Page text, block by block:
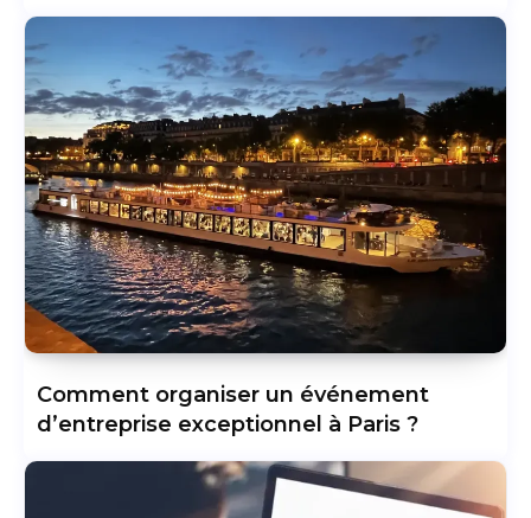
Comment organiser un événement
d’entreprise exceptionnel à Paris ?